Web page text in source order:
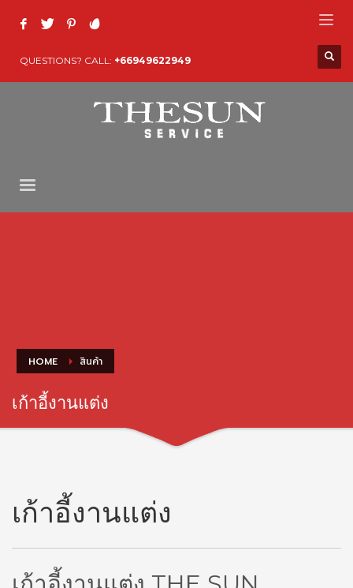
QUESTIONS? CALL: +66949622949
HOME สินค้า
เก้าอี้งานแต่ง
เก้าอี้งานแต่ง